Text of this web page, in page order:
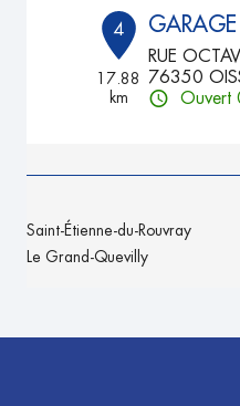
4
17.88
km
GARAGE
RUE
76350
5 GARAGE
219 rue de
Saint-Étienne-du-Rouvray
Le Grand-Quevilly